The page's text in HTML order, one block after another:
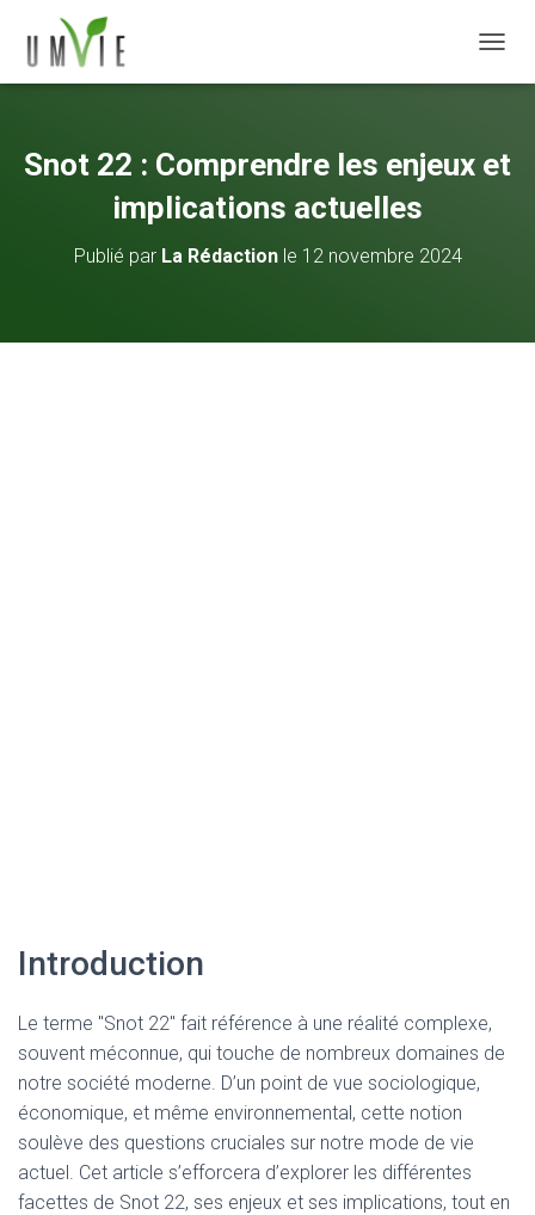
Snot 22 : Comprendre les enjeux et
implications actuelles
Publié par La Rédactionle 12 novembre 2024
Introduction
Le terme "Snot 22" fait référence à une réalité complexe,
souvent méconnue, qui touche de nombreux domaines de
notre société moderne. D’un point de vue sociologique,
économique, et même environnemental, cette notion
soulève des questions cruciales sur notre mode de vie
actuel. Cet article s’efforcera d’explorer les différentes
facettes de Snot 22, ses enjeux et ses implications, tout en